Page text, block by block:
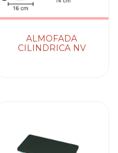
ALMOFADA
CILINDRICA NV